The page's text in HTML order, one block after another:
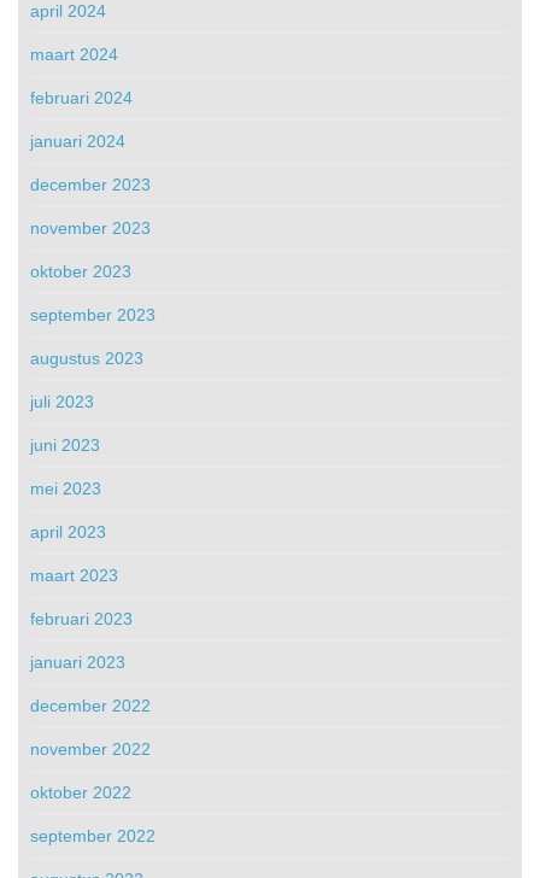
april 2024
maart 2024
februari 2024
januari 2024
december 2023
november 2023
oktober 2023
september 2023
augustus 2023
juli 2023
juni 2023
mei 2023
april 2023
maart 2023
februari 2023
januari 2023
december 2022
november 2022
oktober 2022
september 2022